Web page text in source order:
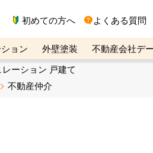
初めての方へ よくある質問
ョン 外壁塗装
不動産会社デ
却ご相談デスク
ーション 戸建て
不動産仲介